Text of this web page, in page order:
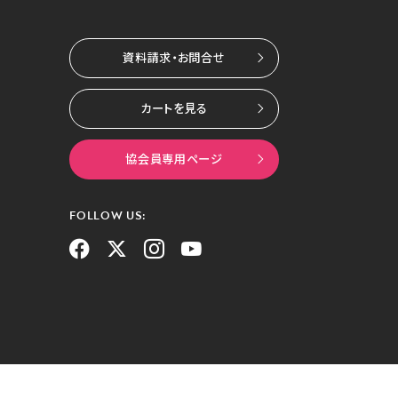
資料請求・お問合せ
カートを見る
協会員専用ページ
FOLLOW US: